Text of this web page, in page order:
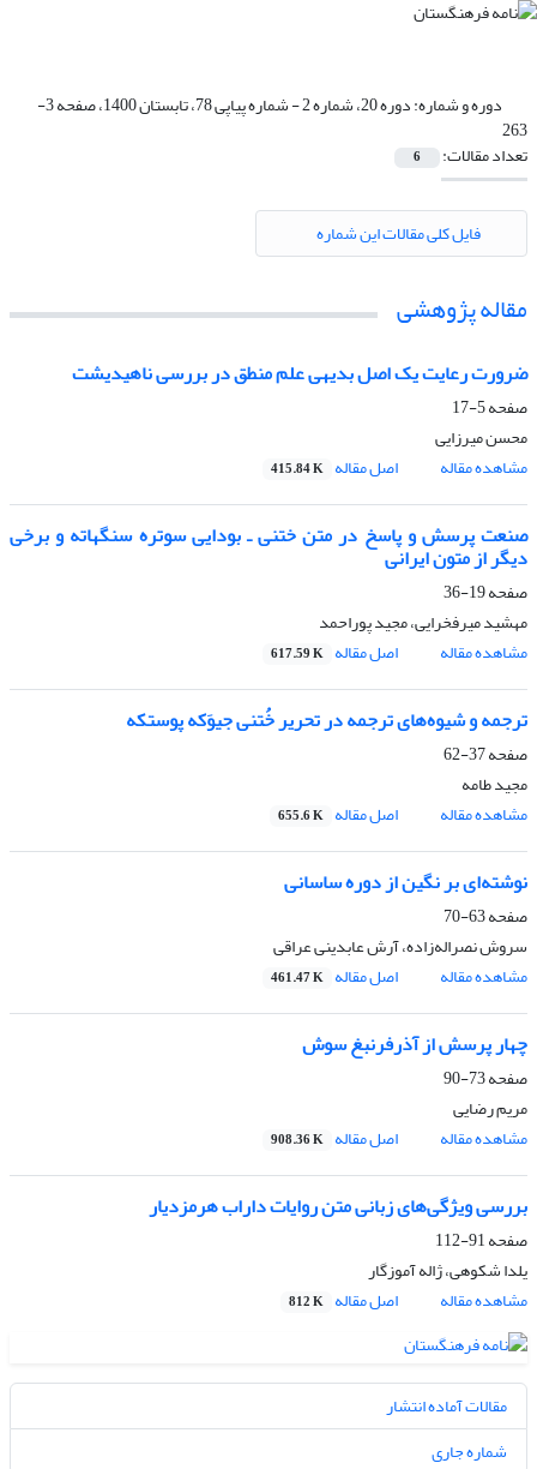
دوره و شماره: دوره 20، شماره 2 - شماره پیاپی 78، تابستان 1400، صفحه 3-
263
تعداد مقالات: 6
فایل کلی مقالات این شماره
مقاله پژوهشی
ضرورت رعایت یک اصل بدیهی علم منطق در بررسی ناهیدیشت
صفحه5-17
محسن میرزایی
مشاهده مقاله
اصل مقاله 415.84 K
صنعت پرسش و پاسخ در متن ختنی ـ بودایی سوتره سنگهاته و برخی
دیگر از متون ایرانی
صفحه19-36
مهشید میرفخرایی، مجید پوراحمد
مشاهده مقاله
اصل مقاله 617.59 K
ترجمه و شیوه‌های ترجمه در تحریر خُتنی جیوَکه پوستکه
صفحه37-62
مجید طامه
مشاهده مقاله
اصل مقاله 655.6 K
نوشته‌ای بر نگین از دوره ساسانی
صفحه63-70
سروش نصراله‌زاده، آرش عابدینی عراقی
مشاهده مقاله
اصل مقاله 461.47 K
چهار پرسش از آذرفرنبغ سوش
صفحه73-90
مریم رضایی
مشاهده مقاله
اصل مقاله 908.36 K
بررسی ویژگی‌های زبانی متن روایات داراب هرمزدیار
صفحه91-112
یلدا شکوهی، ژاله آموزگار
مشاهده مقاله
اصل مقاله 812 K
مقالات آماده انتشار
شماره جاری